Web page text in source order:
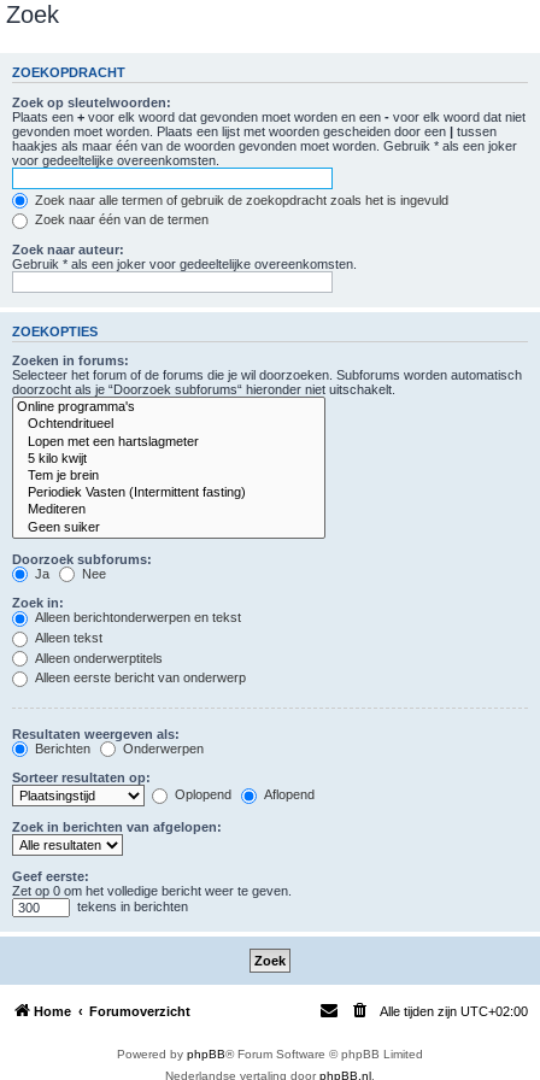
Zoek
ZOEKOPDRACHT
Zoek op sleutelwoorden:
Plaats een + voor elk woord dat gevonden moet worden en een - voor elk woord dat niet
gevonden moet worden. Plaats een lijst met woorden gescheiden door een | tussen
haakjes als maar één van de woorden gevonden moet worden. Gebruik * als een joker
voor gedeeltelijke overeenkomsten.
Zoek naar alle termen of gebruik de zoekopdracht zoals het is ingevuld
Zoek naar één van de termen
Zoek naar auteur:
Gebruik * als een joker voor gedeeltelijke overeenkomsten.
ZOEKOPTIES
Zoeken in forums:
Selecteer het forum of de forums die je wil doorzoeken. Subforums worden automatisch
doorzocht als je “Doorzoek subforums“ hieronder niet uitschakelt.
Doorzoek subforums:
Ja
Nee
Zoek in:
Alleen berichtonderwerpen en tekst
Alleen tekst
Alleen onderwerptitels
Alleen eerste bericht van onderwerp
Resultaten weergeven als:
Berichten
Onderwerpen
Sorteer resultaten op:
Oplopend
Aflopend
Zoek in berichten van afgelopen:
Geef eerste:
Zet op 0 om het volledige bericht weer te geven.
tekens in berichten
Home Forumoverzicht Alle tijden zijn UTC+02:00
Powered by phpBB® Forum Software © phpBB Limited
Nederlandse vertaling doorphpBB.nl .